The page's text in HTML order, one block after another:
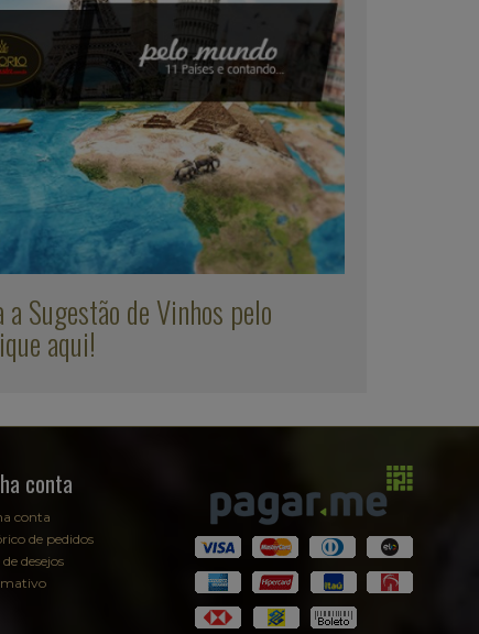
a Sugestão de Vinhos pelo
aqui!
conta
conta
de pedidos
desejos